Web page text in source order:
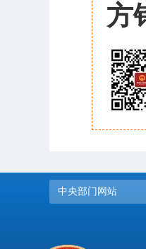
方
中央部门网站